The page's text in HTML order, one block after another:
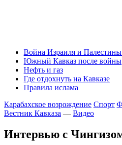
Война Израиля и
Южный Кавказ после войны
Нефть и газ
Где отдохнуть на Кавказе
Правила ислама
Карабахское возрождение Спорт
Вестник Кавказа — Видео
Интервью с